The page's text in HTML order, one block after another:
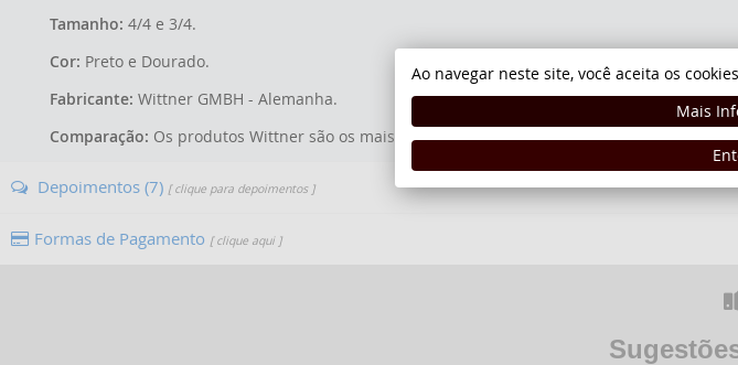
Tamanho: 4/4 e 3/4.
Cor: Preto e Dourado.
Fabricante: Wittner GMBH - Alemanha.
Comparação: Os produtos Wittner são os mais conceituados do mercado. Os afinadores
Depoimentos (7) [ clique para depoimentos ]
Formas de Pagamento [ clique aqui ]
Ao navegar neste site, você aceita os
Mais